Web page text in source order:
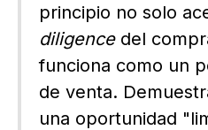
principio no solo
diligencedel
funciona como un
de venta.
una oportunidad